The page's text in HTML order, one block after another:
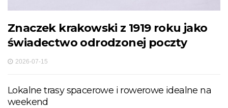
Znaczek krakowski z 1919 roku jako
świadectwo odrodzonej poczty
2026-07-15
Lokalne trasy spacerowe i rowerowe idealne na
weekend